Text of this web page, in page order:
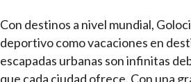
Con destinos a nivel mundial,
deportivo como vacaciones en
escapadas urbanas son infinitas
que cada ciudad ofrece. Con una